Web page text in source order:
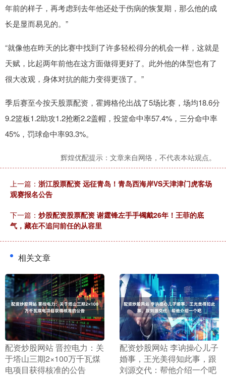
年前的样子，再考虑到去年他还处于伤病的恢复期，那么他的成
长是显而易见的。”
“就像他在昨天的比赛中找到了许多轻松得分的机会一样，这就是
天赋，比起两年前他在这方面做得更好了。此外他的体型也有了
很大改观，身体对抗的能力变得更强了。”
季后赛至今按天股票配资，霍姆格伦出战了5场比赛，场均18.6分
9.2篮板1.2助攻1.2抢断2.2盖帽，投篮命中率57.4%，三分命中率
45%，罚球命中率93.3%。
辉煌优配提示：文章来自网络，不代表本站观点。
上一篇： 浙江股票配资 远征青岛！青岛西海岸VS天津津门虎客场
观赛报名公告
下一篇： 炒股配资股票配资 谢霆锋左手手镯戴26年！王菲的底
气，藏在不追问前任的从容里
相关文章
​配资炒股网站 晋控电力：关
于塔山三期2×100万千瓦煤
电项目获得核准的公告
​配资炒股网站 李讷操心儿子
婚事，王光美得知此事，跟
刘源交代：帮他介绍一个吧